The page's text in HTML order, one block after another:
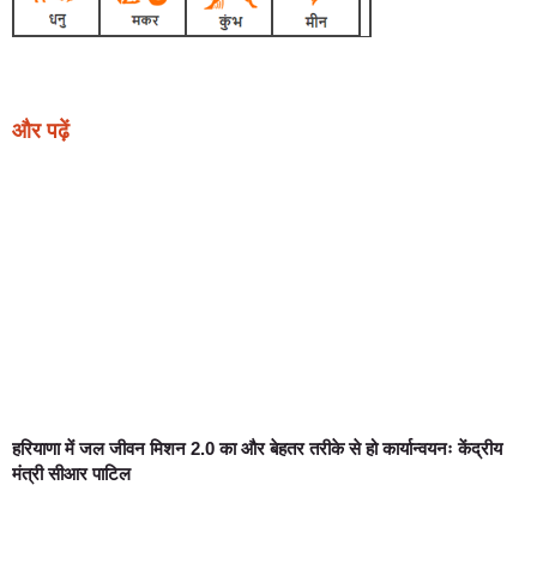
और पढ़ें
हरियाणा में जल जीवन मिशन 2.0 का और बेहतर तरीके से हो कार्यान्वयनः केंद्रीय
मंत्री सीआर पाटिल